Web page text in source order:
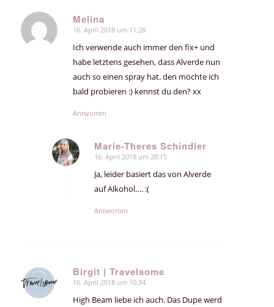
Melina
sagte:
16. April 2018 um 11:28
Ich verwende auch immer den fix+ und
habe letztens gesehen, dass Alverde nun
auch so einen spray hat. den möchte ich
bald probieren :) kennst du den? xx
Antworten
Marie-Theres Schindler
sagte:
16. April 2018 um 20:15
Ja, leider basiert das von Alverde
auf Alkohol…. :(
Antworten
Birgit | Travelsome
sagte:
16. April 2018 um 10:34
High Beam liebe ich auch. Das Dupe werd